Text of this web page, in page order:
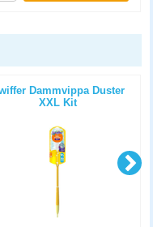
Dammvippa Duster
XXL Kit